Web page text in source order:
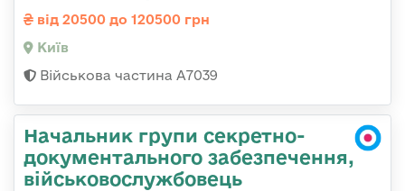
від 20500 до 120500 грн
Київ
Військова частина А7039
Начальник групи секретно-
документального забезпечення,
військовослужбовець